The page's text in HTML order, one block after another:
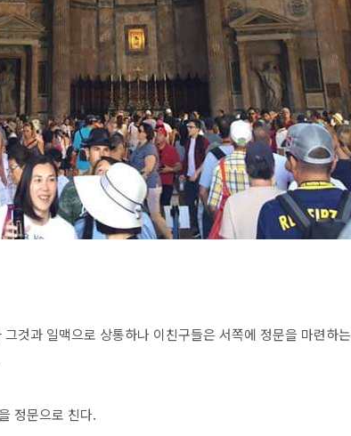
것과 일맥으로 상통하나 이친구들은 서쪽에 정문을 마련하
정문으로 친다.